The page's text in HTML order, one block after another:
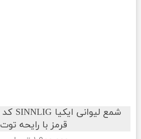
قرمز با رایحه توت